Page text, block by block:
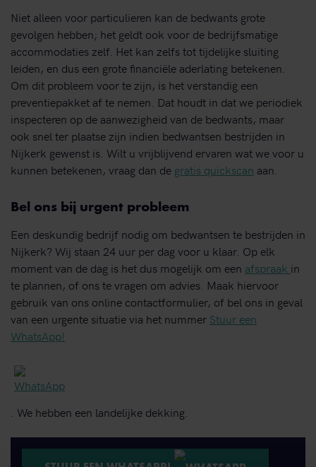
Niet alleen voor particulieren kan de bedwants grote
gevolgen hebben; het geldt ook voor de bedrijfsmatige
accommodaties zelf. Het kan zelfs tot tijdelijke sluiting
leiden, en dus een grote financiële aderlating betekenen.
Om dit probleem voor te zijn, is het verstandig een
preventiepakket af te nemen. Dat houdt in dat we periodiek
inspecteren op de aanwezigheid van de bedwants, maar
ook snel ter plaatse zijn indien bedwantsen bestrijden in
Nijkerk gewenst is. Wilt u vrijblijvend ervaren wat we voor u
kunnen betekenen, vraag dan de gratis quickscan aan.
Bel ons bij urgent probleem
Een deskundig bedrijf nodig om bedwantsen te bestrijden in
Nijkerk? Wij staan 24 uur per dag voor u klaar. Op elk
moment van de dag is het dus mogelijk om een afspraak in
te plannen, of ons te vragen om advies. Maak hiervoor
gebruik van ons online contactformulier, of bel ons in geval
van een urgente situatie via het nummer Stuur een
WhatsApp!
. We hebben een landelijke dekking.